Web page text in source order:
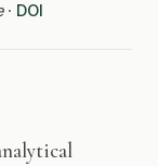
· DOI